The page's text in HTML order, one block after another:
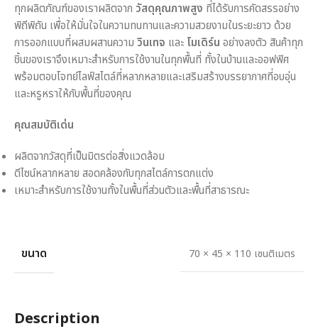
ทุกผลิตภัณฑ์ของเราผลิตจาก วัสดุคุณภาพสูง ที่ได้รับการคัดสรรอย่าง
พิถีพิถัน เพื่อให้มั่นใจในความทนทานและความสวยงามในระยะยาว ด้วย
การออกแบบที่ผสมผสานความ วินเทจ และ โมเดิร์น อย่างลงตัว สินค้าทุก
ชิ้นของเราจึงเหมาะสำหรับการใช้งานในทุกพื้นที่ ทั้งในบ้านและออฟฟิศ
พร้อมตอบโจทย์ไลฟ์สไตล์ที่หลากหลายและเสริมสร้างบรรยากาศที่อบอุ่น
และหรูหราให้กับพื้นที่ของคุณ
คุณสมบัติเด่น
ผลิตจากวัสดุที่เป็นมิตรต่อสิ่งแวดล้อม
ดีไซน์หลากหลาย สอดคล้องกับทุกสไตล์การตกแต่ง
เหมาะสำหรับการใช้งานทั้งในพื้นที่ส่วนตัวและพื้นที่สาธารณะ
ขนาด 70 × 45 × 110 เซนติเมตร
Description